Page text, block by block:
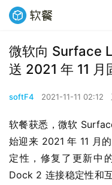
微软向 Surface
送 2021 年 11 月
softF4 2021-11-11 02:12
软餐获悉，微软
始迎来 2021 年 11 月
定性，修复了更新中
Dock 2 连接稳定性和